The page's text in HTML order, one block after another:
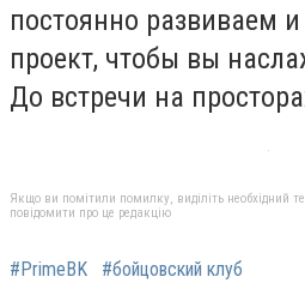
постоянно развиваем
проект, чтобы вы
До встречи на
Якщо ви помітили помилку, виділіть необхідний
повідомити про це редакцію
#PrimeBK #бойцовский клуб